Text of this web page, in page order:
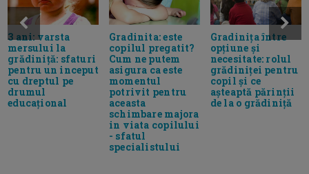
3 ani: varsta
mersului la
grădiniță: sfaturi
pentru un inceput
cu dreptul pe
drumul
educațional
Gradinita: este
copilul pregatit?
Cum ne putem
asigura ca este
momentul
potrivit pentru
aceasta
schimbare majora
in viata copilului
- sfatul
specialistului
Gradinița între
opţiune şi
necesitate: rolul
grădiniţei pentru
copil şi ce
aşteaptă părinţii
de la o grădiniţă